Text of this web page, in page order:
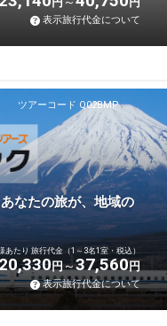
表示旅行代金について
ツアーコード Q02BMP
なたの旅が、地域の
あたり 旅行代金（1～3名1室・税込）
円 37,560円
表示旅行代金について